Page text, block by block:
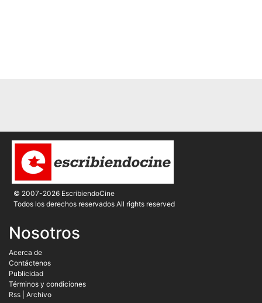
© 2007-2026 EscribiendoCine
Todos los derechos reservados All rights reserved
Nosotros
Acerca de
Contáctenos
Publicidad
Términos y condiciones
Rss
Archivo